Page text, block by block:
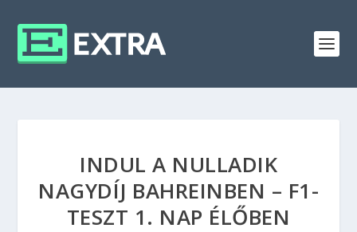
INDUL A NULLADIK
NAGYDÍJ BAHREINBEN – F1-
TESZT 1. NAP ÉLŐBEN